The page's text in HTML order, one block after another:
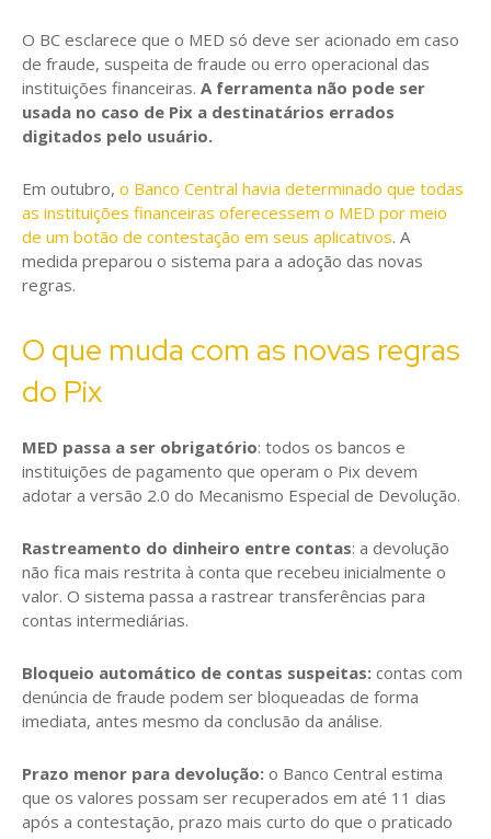
O BC esclarece que o MED só deve ser acionado em caso
de fraude, suspeita de fraude ou erro operacional das
instituições financeiras. A ferramenta não pode ser
usada no caso de Pix a destinatários errados
digitados pelo usuário.
Em outubro, o Banco Central havia determinado que todas
as instituições financeiras oferecessem o MED por meio
de um botão de contestação em seus aplicativos. A
medida preparou o sistema para a adoção das novas
regras.
O que muda com as novas regras
do Pix
MED passa a ser obrigatório: todos os bancos e
instituições de pagamento que operam o Pix devem
adotar a versão 2.0 do Mecanismo Especial de Devolução.
Rastreamento do dinheiro entre contas: a devolução
não fica mais restrita à conta que recebeu inicialmente o
valor. O sistema passa a rastrear transferências para
contas intermediárias.
Bloqueio automático de contas suspeitas: contas com
denúncia de fraude podem ser bloqueadas de forma
imediata, antes mesmo da conclusão da análise.
Prazo menor para devolução: o Banco Central estima
que os valores possam ser recuperados em até 11 dias
após a contestação, prazo mais curto do que o praticado